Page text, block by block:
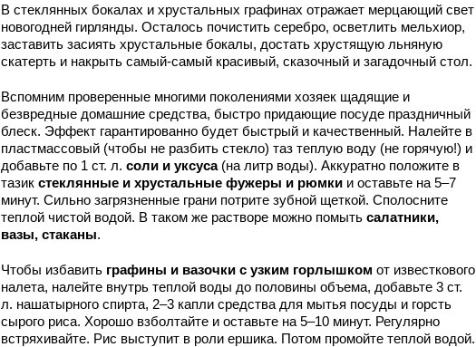
В стеклянных бокалах и хрустальных графинах отражает мерцающий свет
новогодней гирлянды. Осталось почистить серебро, осветлить мельхиор,
заставить засиять хрустальные бокалы, достать хрустящую льняную
скатерть и накрыть самый-самый красивый, сказочный и загадочный стол.
Вспомним проверенные многими поколениями хозяек щадящие и
безвредные домашние средства, быстро придающие посуде праздничный
блеск. Эффект гарантированно будет быстрый и качественный. Налейте в
пластмассовый (чтобы не разбить стекло) таз теплую воду (не горячую!) и
добавьте по 1 ст. л. соли и уксуса(на литр воды). Аккуратно положите в
тазик стеклянные и хрустальные фужеры и рюмки и оставьте на 5–7
минут. Сильно загрязненные грани потрите зубной щеткой. Сполосните
теплой чистой водой. В таком же растворе можно помыть салатники,
вазы, стаканы.
Чтобы избавить графины и вазочки с узким горлышком от известкового
налета, налейте внутрь теплой воды до половины объема, добавьте 3 ст.
л. нашатырного спирта, 2–3 капли средства для мытья посуды и горсть
сырого риса. Хорошо взболтайте и оставьте на 5–10 минут. Регулярно
встряхивайте. Рис выступит в роли ершика. Потом промойте теплой водой.